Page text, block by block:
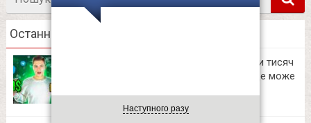
Останні новини
Українські блогери заробляють десятки тисяч
на приватних Telegram-каналах. Тепер це може
Наступного разу